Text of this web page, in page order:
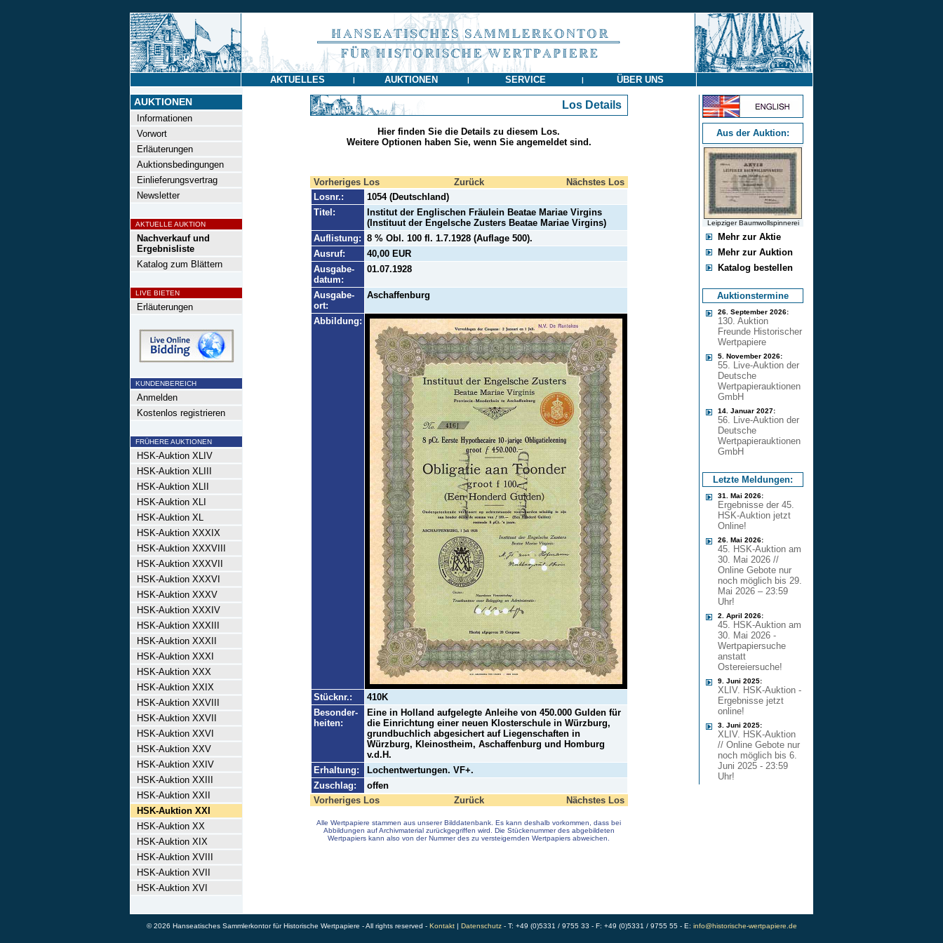
AKTUELLES | AUKTIONEN | SERVICE | ÜBER UNS
AUKTIONEN
Informationen
Vorwort
Erläuterungen
Auktionsbedingungen
Einlieferungsvertrag
Newsletter
AKTUELLE AUKTION
Nachverkauf und
Ergebnisliste
Katalog zum Blättern
LIVE BIETEN
Erläuterungen
KUNDENBEREICH
Anmelden
Kostenlos registrieren
FRÜHERE AUKTIONEN
HSK-Auktion XLIV
HSK-Auktion XLIII
HSK-Auktion XLII
HSK-Auktion XLI
HSK-Auktion XL
HSK-Auktion XXXIX
HSK-Auktion XXXVIII
HSK-Auktion XXXVII
HSK-Auktion XXXVI
HSK-Auktion XXXV
HSK-Auktion XXXIV
HSK-Auktion XXXIII
HSK-Auktion XXXII
HSK-Auktion XXXI
HSK-Auktion XXX
HSK-Auktion XXIX
HSK-Auktion XXVIII
HSK-Auktion XXVII
HSK-Auktion XXVI
HSK-Auktion XXV
HSK-Auktion XXIV
HSK-Auktion XXIII
HSK-Auktion XXII
HSK-Auktion XXI
HSK-Auktion XX
HSK-Auktion XIX
HSK-Auktion XVIII
HSK-Auktion XVII
HSK-Auktion XVI
Los Details
Hier finden Sie die Details zu diesem Los.
Weitere Optionen haben Sie, wenn Sie angemeldet sind.
Vorheriges Los Zurück
Nächstes Los
Losnr.:
1054 (Deutschland)
Titel:
Institut der Englischen Fräulein Beatae Mariae Virgins
(Instituut der Engelsche Zusters Beatae Mariae Virgins)
Auflistung: 8 % Obl. 100 fl. 1.7.1928 (Auflage 500).
Ausruf:
40,00 EUR
Ausgabe-
datum:
01.07.1928
Ausgabe-
ort:
Aschaffenburg
Abbildung:
Stücknr.:
410K
Besonder-
heiten:
Eine in Holland aufgelegte Anleihe von 450.000 Gulden für
die Einrichtung einer neuen Klosterschule in Würzburg,
grundbuchlich abgesichert auf Liegenschaften in
Würzburg, Kleinostheim, Aschaffenburg und Homburg
v.d.H.
Erhaltung:
Lochentwertungen. VF+.
Zuschlag:
offen
Vorheriges Los
Zurück Nächstes Los
Alle Wertpapiere stammen aus unserer Bilddatenbank. Es kann deshalb vorkommen, dass bei
Abbildungen auf Archivmaterial zurückgegriffen wird. Die Stückenummer des abgebildeten
Wertpapiers kann also von der Nummer des zu versteigernden Wertpapiers abweichen.
Aus der Auktion:
Leipziger Baumwollspinnerei
Mehr zur Aktie
Mehr zur Auktion
Katalog bestellen
Auktionstermine
26. September 2026:
130. Auktion
Freunde Historischer
Wertpapiere
5. November 2026:
55. Live-Auktion der
Deutsche
Wertpapierauktionen
GmbH
14. Januar 2027:
56. Live-Auktion der
Deutsche
Wertpapierauktionen
GmbH
Letzte Meldungen:
31. Mai 2026:
Ergebnisse der 45.
HSK-Auktion jetzt
Online!
26. Mai 2026:
45. HSK-Auktion am
30. Mai 2026 //
Online Gebote nur
noch möglich bis 29.
Mai 2026 – 23:59
Uhr!
2. April 2026:
45. HSK-Auktion am
30. Mai 2026 -
Wertpapiersuche
anstatt
Ostereiersuche!
9. Juni 2025:
XLIV. HSK-Auktion -
Ergebnisse jetzt
online!
3. Juni 2025:
XLIV. HSK-Auktion
// Online Gebote nur
noch möglich bis 6.
Juni 2025 - 23:59
Uhr!
© 2026 Hanseatisches Sammlerkontor für Historische Wertpapiere - All rights reserved - Kontakt| Datenschutz- T: +49 (0)5331 / 9755 33 - F: +49 (0)5331 / 9755 55 - E: info@historische-wertpapiere.de